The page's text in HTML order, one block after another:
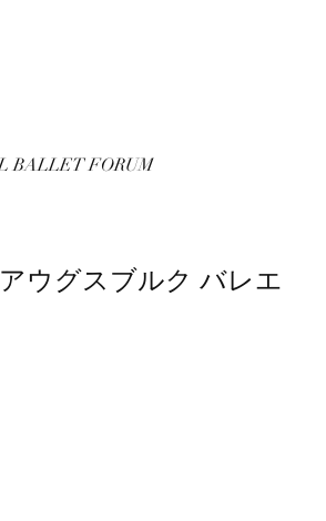
BALLET FORUM
ウグスブルク バレエ